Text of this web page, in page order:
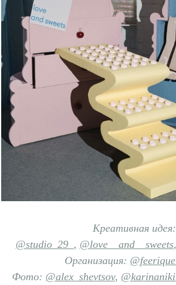
Креативная идея:
@studio_29_ , @love__and__sweets,
Организация:
Фото: @alex_shevtsov,